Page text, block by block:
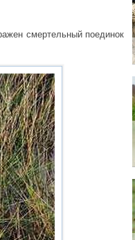
смертельный поединок